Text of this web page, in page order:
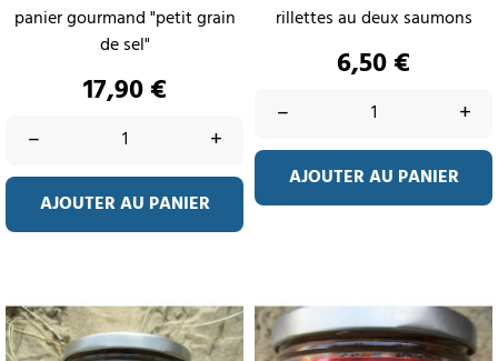
panier gourmand "petit grain
de sel"
Prix
17,90 €
– +
AJOUTER AU PANIER
rillettes au deux saumons
Prix
6,50 €
– +
AJOUTER AU PANIER